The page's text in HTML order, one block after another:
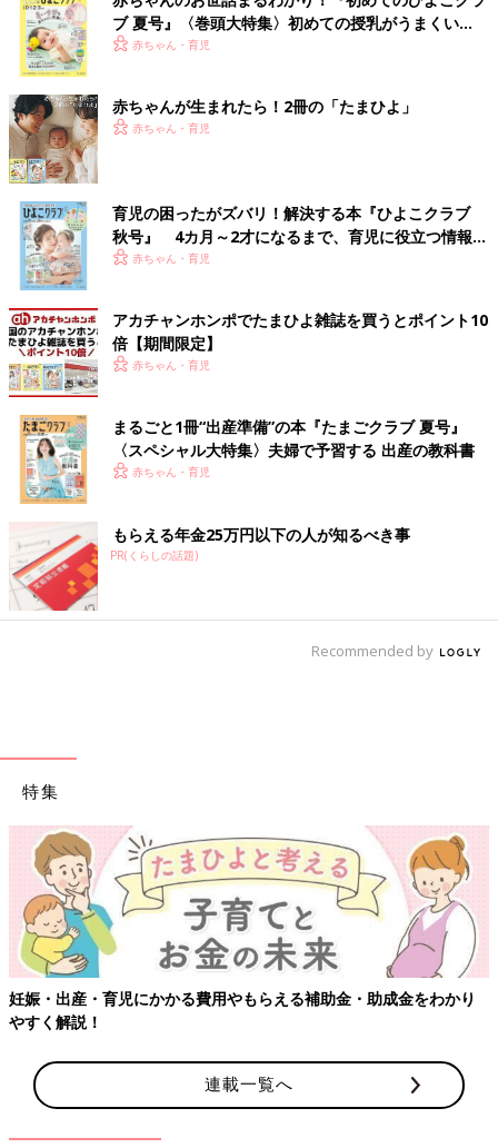
ブ 夏号』〈巻頭大特集〉初めての授乳がうまくい
く！ おっぱい・ミルクの基本と夏のトラブル 解決テ
赤ちゃん・育児
赤ちゃんが生まれたら！2冊の「たまひよ」
赤ちゃん・育児
育児の困ったがズバリ！解決する本『ひよこクラブ
秋号』 4カ月～2才になるまで、育児に役立つ情報が
いっぱい！
赤ちゃん・育児
アカチャンホンポでたまひよ雑誌を買うとポイント10
倍【期間限定】
赤ちゃん・育児
まるごと1冊“出産準備”の本『たまごクラブ 夏号』
〈スペシャル大特集〉夫婦で予習する 出産の教科書
赤ちゃん・育児
もらえる年金25万円以下の人が知るべき事
PR(くらしの話題)
Recommended by
特集
妊娠・出産・育児にかかる費用やもらえる補助金・助成金をわかり
やすく解説！
連載一覧へ